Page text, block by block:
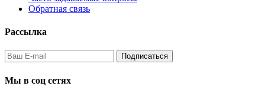
Обратная связь
Рассылка
Подписаться
Мы в соц сетях